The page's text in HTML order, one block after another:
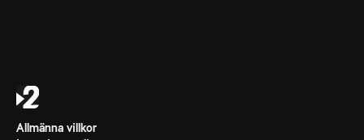
Allmänna villkor